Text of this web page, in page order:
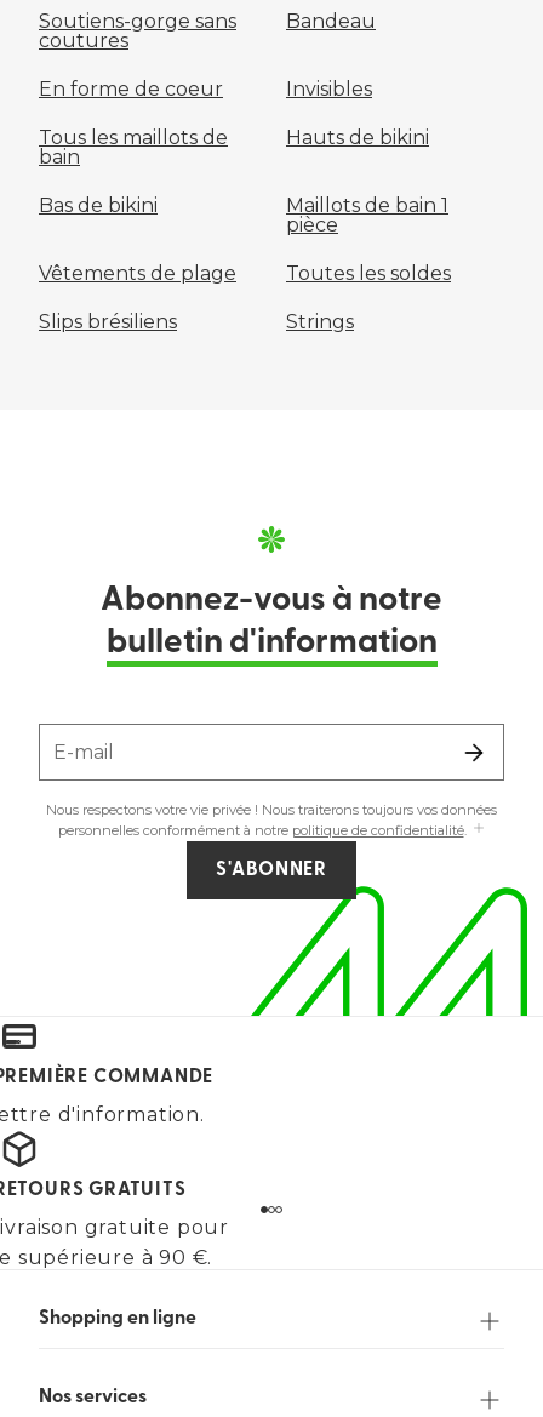
Soutiens-gorge sans
coutures
Bandeau
En forme de coeur Invisibles
Tous les maillots de
bain
Hauts de bikini
Bas de bikini
Maillots de bain 1
pièce
Vêtements de plage Toutes les soldes
Slips brésiliens Strings
Abonnez-vous à notre
bulletin d'information
E-mail
Nous respectons votre vie privée ! Nous traiterons toujours vos données
personnelles conformément à notre politique de confidentialité.
S'ABONNER
COMMANDE
d'information.
GRATUITS
gratuite pour
supérieure à 90 €.
Shopping en ligne
Nos services